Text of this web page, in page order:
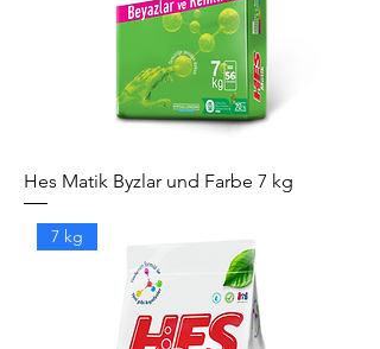
Hes Matik Byzlar und Farbe 7 kg
7 kg